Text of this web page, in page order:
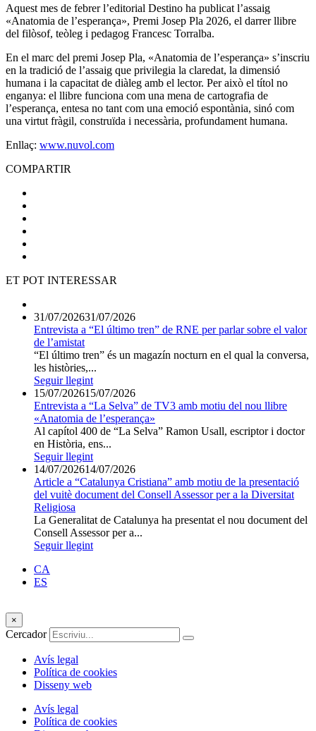
Aquest mes de febrer l’editorial Destino ha publicat l’assaig
«Anatomia de l’esperança», Premi Josep Pla 2026, el darrer llibre
del filòsof, teòleg i pedagog Francesc Torralba.
En el marc del premi Josep Pla, «Anatomia de l’esperança» s’inscriu
en la tradició de l’assaig que privilegia la claredat, la dimensió
humana i la capacitat de diàleg amb el lector. Per això el títol no
enganya: el llibre funciona com una mena de cartografia de
l’esperança, entesa no tant com una emoció espontània, sinó com
una virtut fràgil, construïda i necessària, profundament humana.
Enllaç: www.nuvol.com
COMPARTIR
ET POT INTERESSAR
31/07/202631/07/2026
Entrevista a “El último tren” de RNE per parlar sobre el valor
de l’amistat
“El último tren” és un magazín nocturn en el qual la conversa,
les històries,...
Seguir llegint
15/07/202615/07/2026
Entrevista a “La Selva” de TV3 amb motiu del nou llibre
«Anatomia de l’esperança»
Al capítol 400 de “La Selva” Ramon Usall, escriptor i doctor
en Història, ens...
Seguir llegint
14/07/202614/07/2026
Article a “Catalunya Cristiana” amb motiu de la presentació
del vuitè document del Consell Assessor per a la Diversitat
Religiosa
La Generalitat de Catalunya ha presentat el nou document del
Consell Assessor per a...
Seguir llegint
CA
ES
×
Cercador
Avís legal
Política de cookies
Disseny web
Avís legal
Política de cookies